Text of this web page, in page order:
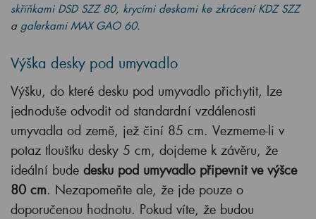
skříňkami DSD SZZ 80, krycími deskami ke zkrácení KDZ SZZ
a galerkami MAX GAO 60.
Výška desky pod umyvadlo
Výšku, do které desku pod umyvadlo přichytit, lze
jednoduše odvodit od standardní vzdálenosti
umyvadla od země, jež činí 85 cm. Vezmeme-li v
potaz tloušťku desky 5 cm, dojdeme k závěru, že
ideální bude desku pod umyvadlo připevnit ve výšce
80 cm. Nezapomeňte ale, že jde pouze o
doporučenou hodnotu. Pokud víte, že budou